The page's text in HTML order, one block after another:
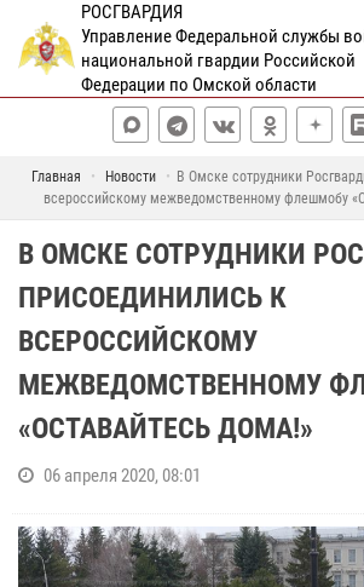
РОСГВАРДИЯ
Управление Федеральной службы
национальной гвардии Российской
Федерации по Омской области
Главная Новости
В Омске сотрудники
всероссийскому межведомственному флешмобу
В ОМСКЕ СОТРУДНИКИ
ПРИСОЕДИНИЛИСЬ К
ВСЕРОССИЙСКОМУ
МЕЖВЕДОМСТВЕННОМУ
«ОСТАВАЙТЕСЬ ДОМА!»
06 апреля 2020, 08:01